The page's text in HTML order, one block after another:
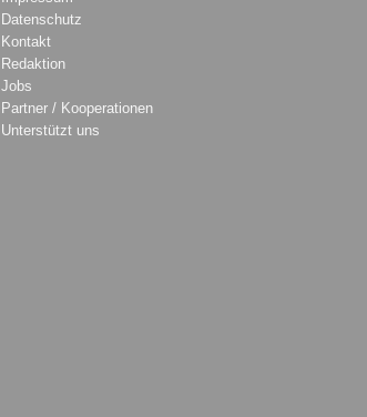
Datenschutz
Kontakt
Redaktion
Jobs
Partner / Kooperationen
Unterstützt uns